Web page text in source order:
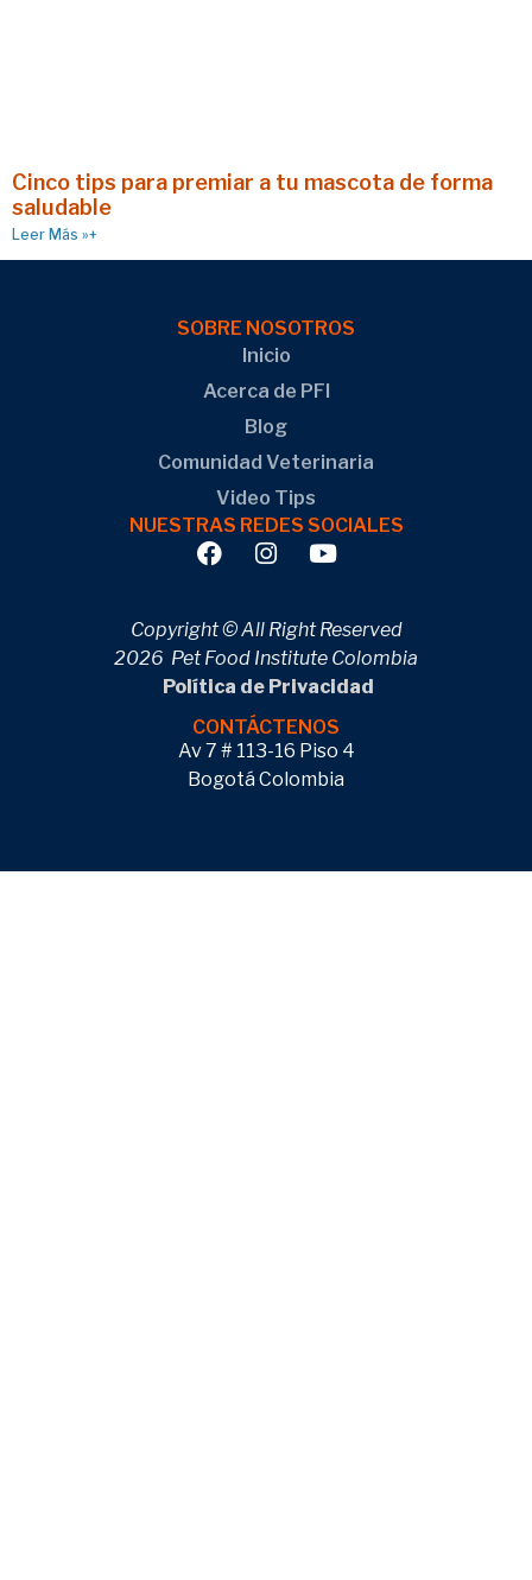
Cinco tips para premiar a tu mascota de forma
saludable
Leer Más »+
SOBRE NOSOTROS
Inicio
Acerca de PFI
Blog
Comunidad Veterinaria
Video Tips
NUESTRAS REDES SOCIALES
Copyright © All Right Reserved
2026 Pet Food Institute Colombia
Política de Privacidad
CONTÁCTENOS
Av 7 # 113-16 Piso 4
Bogotá Colombia